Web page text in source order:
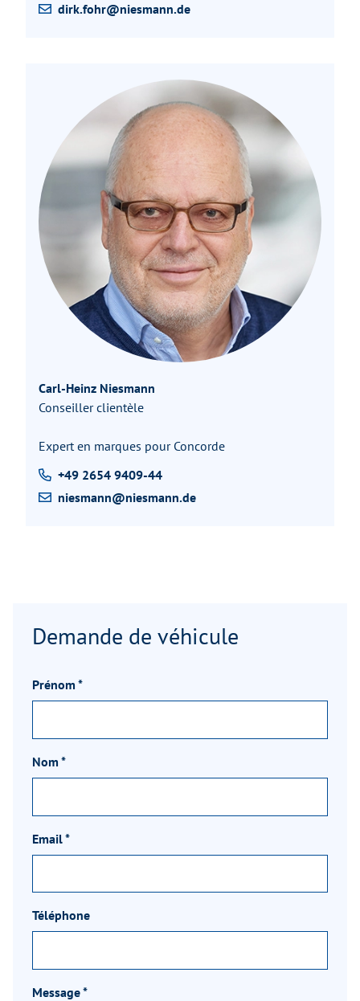
dirk.fohr@niesmann.de
Carl-Heinz Niesmann
Conseiller clientèle
Expert en marques pour Concorde
+49 2654 9409-44
niesmann@niesmann.de
Demande de véhicule
Prénom *
Nom *
Email*
Téléphone
Message*